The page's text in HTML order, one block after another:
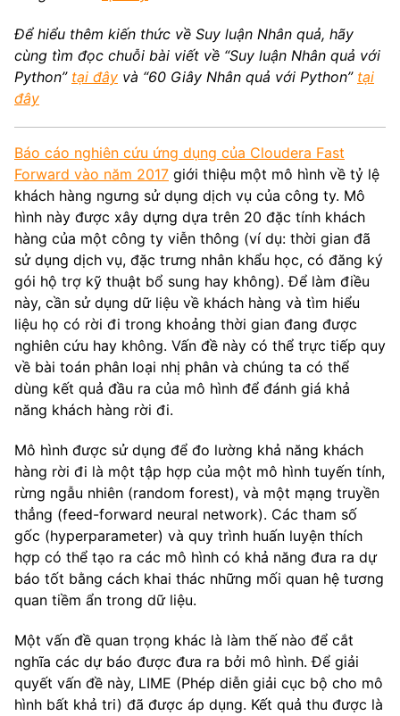
5. Từ Tương Quan Tới Nhân Quả - Phần 2
6. Từ Dự Báo Tới Can Thiệp - Phần 1
7. Từ Dự Báo Tới Can Thiệp - Phần 2
8. Nên sử dụng loại biểu đồ nào?
9. Lời nói dối vĩ đại của học máy
10. Bất biến
11. Dự đoán Nhân quả Bất biến
12. Giảm thiểu Rủi ro Bất biến
13. Phương pháp Giảm thiểu Rủi ro Bất biến Hoạt động như thế nào?
14. Nguyên mẫu - Phần 1
15. Nguyên mẫu - Phần 2
16. Bức tranh toàn cảnh
17. Các công cụ xác định nhân quả
18. Vấn đề đạo đức trong Học máy
19. Phương hướng tương lai - Phần 1
20. Phương hướng tương lai - Phần 2
Để hiểu thêm kiến thức về Suy luận Nhân quả, hãy
cùng tìm đọc chuỗi bài viết về “Suy luận Nhân quả với
Python” tại đây và “60 Giây Nhân quả với Python” tại
đây
Báo cáo nghiên cứu ứng dụng của Cloudera Fast
Forward vào năm 2017 giới thiệu một mô hình về tỷ lệ
khách hàng ngưng sử dụng dịch vụ của công ty. Mô
hình này được xây dựng dựa trên 20 đặc tính khách
hàng của một công ty viễn thông (ví dụ: thời gian đã
sử dụng dịch vụ, đặc trưng nhân khẩu học, có đăng ký
gói hộ trợ kỹ thuật bổ sung hay không). Để làm điều
này, cần sử dụng dữ liệu về khách hàng và tìm hiểu
liệu họ có rời đi trong khoảng thời gian đang được
nghiên cứu hay không. Vấn đề này có thể trực tiếp quy
về bài toán phân loại nhị phân và chúng ta có thể
dùng kết quả đầu ra của mô hình để đánh giá khả
năng khách hàng rời đi.
Mô hình được sử dụng để đo lường khả năng khách
hàng rời đi là một tập hợp của một mô hình tuyến tính,
rừng ngẫu nhiên (random forest), và một mạng truyền
thẳng (feed-forward neural network). Các tham số
gốc (hyperparameter) và quy trình huấn luyện thích
hợp có thể tạo ra các mô hình có khả năng đưa ra dự
báo tốt bằng cách khai thác những mối quan hệ tương
quan tiềm ẩn trong dữ liệu.
Một vấn đề quan trọng khác là làm thế nào để cắt
nghĩa các dự báo được đưa ra bởi mô hình. Để giải
quyết vấn đề này, LIME (Phép diễn giải cục bộ cho mô
hình bất khả tri) đã được áp dụng. Kết quả thu được là